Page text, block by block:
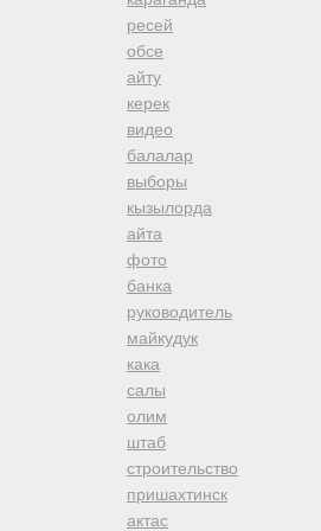
ресей
обсе
айту
керек
видео
балалар
выборы
кызылорда
айта
фото
банка
руководитель
майкудук
кака
салы
олим
штаб
строительство
пришахтинск
актас